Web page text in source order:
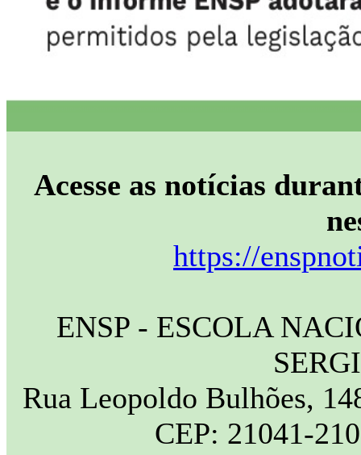
Acesse as notícias
https://
ENSP - ESCOLA
Rua Leopoldo Bulhões,
CEP: 21041-